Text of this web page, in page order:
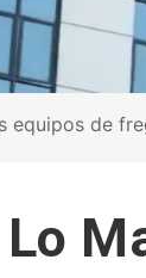
equipos de
Lo